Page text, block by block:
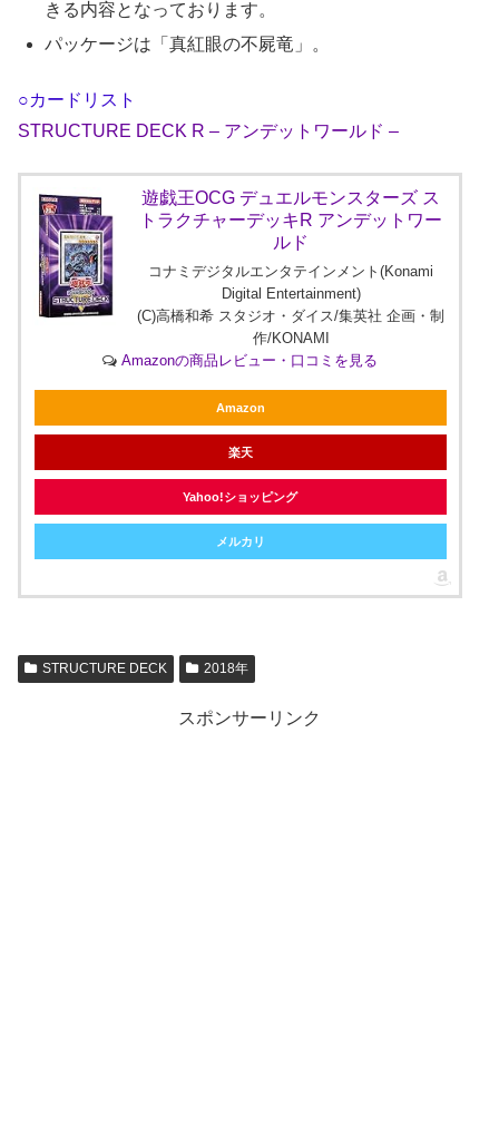
きる内容となっております。
パッケージは「真紅眼の不屍竜」。
○カードリスト
STRUCTURE DECK R – アンデットワールド –
遊戯王OCG デュエルモンスターズ ス
トラクチャーデッキR アンデットワー
ルド
コナミデジタルエンタテインメント(Konami
Digital Entertainment)
(C)高橋和希 スタジオ・ダイス/集英社 企画・制
作/KONAMI
Amazonの商品レビュー・口コミを見る
Amazon
楽天
Yahoo!ショッピング
メルカリ
STRUCTURE DECK 2018年
スポンサーリンク